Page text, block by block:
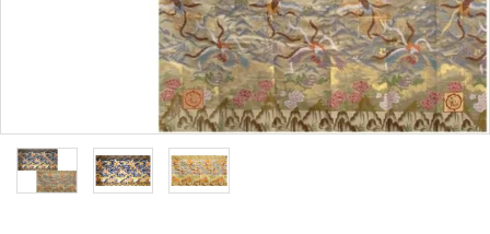
草履・はきもの
得度・中仏用品
輪袈裟・畳袈裟
きん・きん台・鳴物 ご法要用品・箱類
椅子・机・その他仏
讃佛歌掛図
打敷・礼盤打敷・下
掛・水引